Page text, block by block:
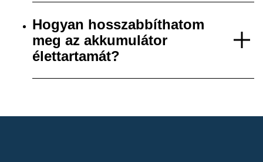
Hogyan hosszabbíthatom
meg az akkumulátor
élettartamát?